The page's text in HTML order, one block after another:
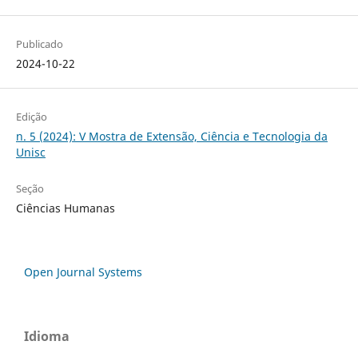
Publicado
2024-10-22
Edição
n. 5 (2024): V Mostra de Extensão, Ciência e Tecnologia da
Unisc
Seção
Ciências Humanas
Open Journal Systems
Idioma